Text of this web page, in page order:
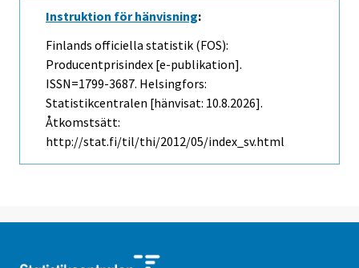
Instruktion för hänvisning:
Finlands officiella statistik (FOS):
Producentprisindex [e-publikation].
ISSN=1799-3687. Helsingfors:
Statistikcentralen [hänvisat: 10.8.2026].
Åtkomstsätt:
http://stat.fi/til/thi/2012/05/index_sv.html